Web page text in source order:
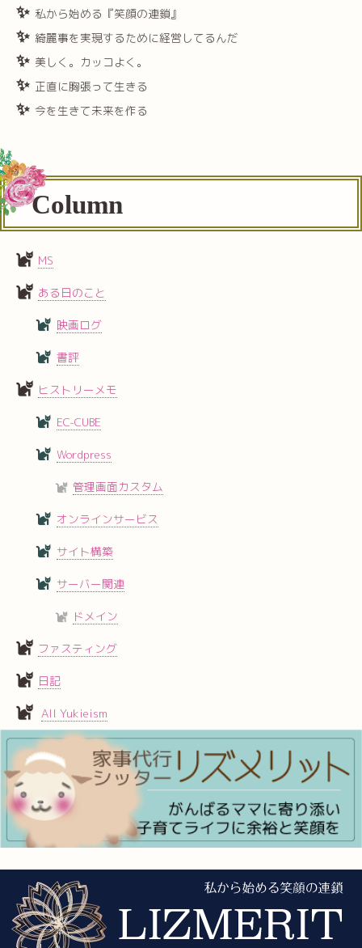
私から始める『笑顔の連鎖』
綺麗事を実現するために経営してるんだ
美しく。カッコよく。
正直に胸張って生きる
今を生きて未来を作る
Column
MS
ある日のこと
映画ログ
書評
ヒストリーメモ
EC-CUBE
Wordpress
管理画面カスタム
オンラインサービス
サイト構築
サーバー関連
ドメイン
ファスティング
日記
All Yukieism